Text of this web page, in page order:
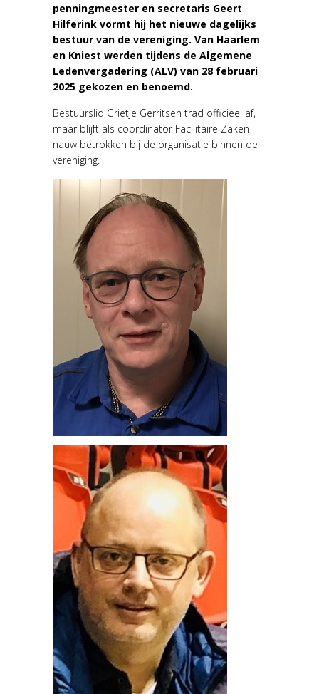
penningmeester en secretaris Geert
Hilferink vormt hij het nieuwe dagelijks
bestuur van de vereniging. Van Haarlem
en Kniest werden tijdens de Algemene
Ledenvergadering (ALV) van 28 februari
2025 gekozen en benoemd.
Bestuurslid Grietje Gerritsen trad officieel af,
maar blijft als coördinator Facilitaire Zaken
nauw betrokken bij de organisatie binnen de
vereniging.